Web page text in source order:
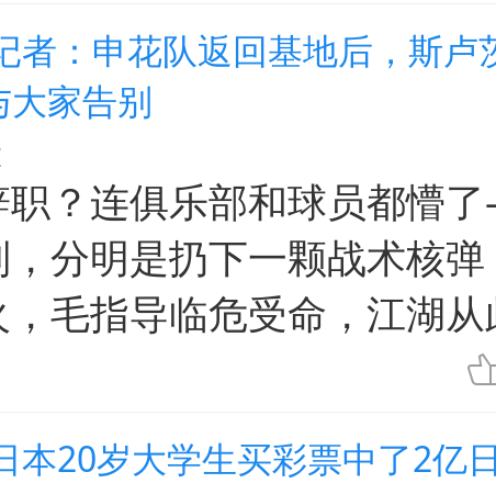
者：申花队返回基地后，斯卢
大家告别
职？连俱乐部和球员都懵
，分明是扔下一颗战术核
毛指导临危受命，江湖
本20岁大学生买彩票中了2亿